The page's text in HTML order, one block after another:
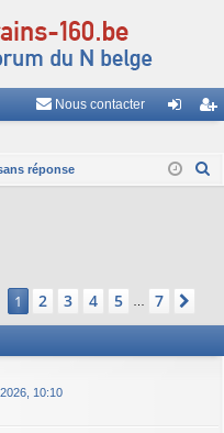
Nous contacter
ne cri
réponse
1sur
1 2 3 4 5 7
10:10